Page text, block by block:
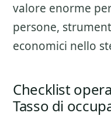
valore enorme
persone,
economici nello
Checklist
Tasso di